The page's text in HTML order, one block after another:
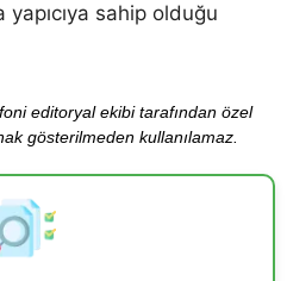
sahip olduğu
editoryal ekibi tarafından özel
gösterilmeden kullanılamaz.